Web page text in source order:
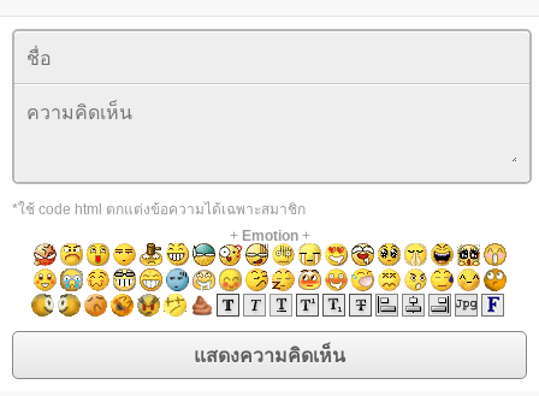
*ใช้ code html ตกแต่งข้อความได้เฉพาะสมาชิก
+ Emotion+